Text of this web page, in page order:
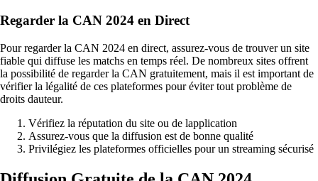
Regarder la CAN 2024 en Direct
Pour regarder la CAN 2024 en direct, assurez-vous de trouver un site
fiable qui diffuse les matchs en temps réel. De nombreux sites offrent
la possibilité de regarder la CAN gratuitement, mais il est important de
vérifier la légalité de ces plateformes pour éviter tout problème de
droits dauteur.
Vérifiez la réputation du site ou de lapplication
Assurez-vous que la diffusion est de bonne qualité
Privilégiez les plateformes officielles pour un streaming sécurisé